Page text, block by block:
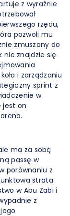
z wyraźnie
rzędu,
pozwoli mu
zmuszony do
nie znajdzie się
i zarządzaniu
sprint z
w
jest on
ma za sobą
passę w
porównaniu z
strata
w Abu Zabi i
z